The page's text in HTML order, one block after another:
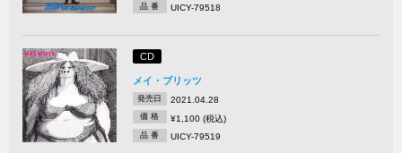
品 番 UICY-79518
CD
メイ・ブリッツ
発売日 2021.04.28
価 格 ¥1,100 (税込)
品 番 UICY-79519